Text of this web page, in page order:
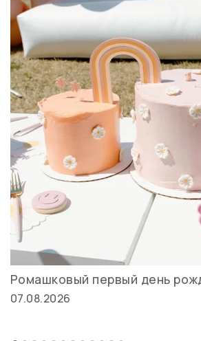
Ромашковый первый день
07.08.2026